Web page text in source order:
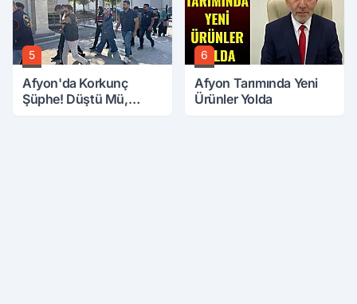
5
Afyon'da Korkunç
Şüphe! Düştü Mü,
6
Afyon Tarımında Yeni
Ürünler Yolda